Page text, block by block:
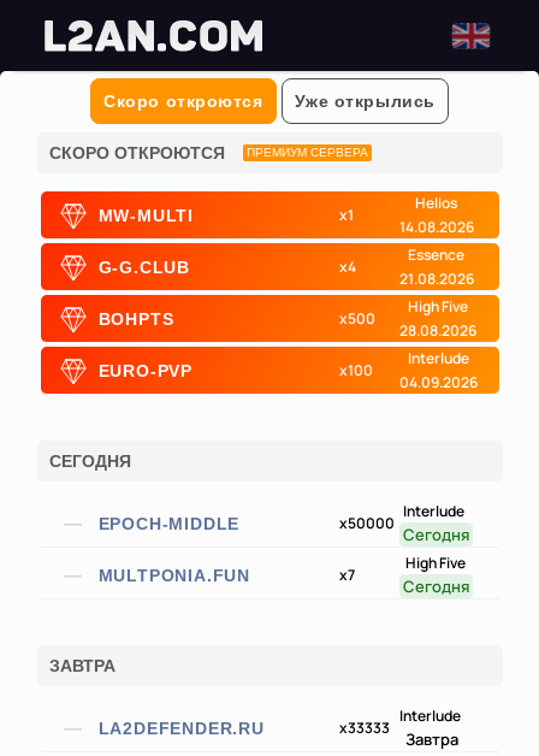
Скоро откроются Уже открылись
СКОРО ОТКРОЮТСЯ ПРЕМИУМ СЕРВЕРА
MW-MULTI x1
Helios
14.08.2026
G-G.CLUB x4
Essence
21.08.2026
BOHPTS x500
High Five
28.08.2026
EURO-PVP x100
Interlude
04.09.2026
СЕГОДНЯ
EPOCH-MIDDLE x50000
Interlude
Сегодня
MULTPONIA.FUN x7
High Five
Сегодня
ЗАВТРА
LA2DEFENDER.RU x33333
Interlude
Завтра